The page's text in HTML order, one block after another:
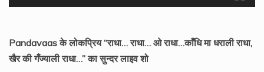
Pandavaas के लोकप्रिय “राधा… राधा… ओ राधा…काँधि मा धराली राधा,
खैर की गँज्याली राधा…” का सुन्दर लाइव शो